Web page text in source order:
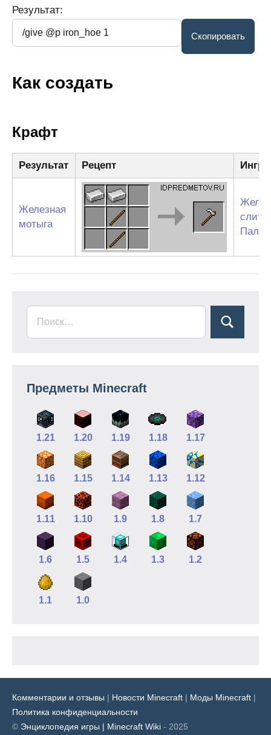
Результат:
Как создать
Крафт
Результат Рецепт
Железная
мотыга
Палка
Предметы Minecraft
1.21 1.20 1.19 1.18 1.17
1.16 1.15 1.14 1.13 1.12
1.11 1.10 1.9 1.8 1.7
1.6 1.5 1.4 1.3 1.2
1.1 1.0
Комментарии и отзывы | Новости Minecraft | Моды Minecraft |
Политика конфиденциальности
© Энциклопедия игры | Minecraft Wiki - 2025